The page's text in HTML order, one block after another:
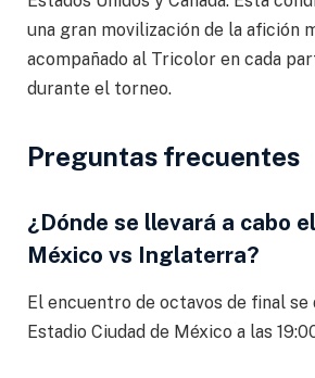
una gran movilización de la afición
acompañado al Tricolor en cada
durante el torneo.
Preguntas frecuentes
¿Dónde se llevará a cabo
México vs Inglaterra?
El encuentro de octavos de final
Estadio Ciudad de México a las